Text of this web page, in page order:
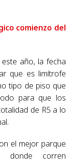
comienzo del
año, la fecha
que es limítrofe
tipo de piso que
para que los
de R5 a lo
el mejor parque
donde corren